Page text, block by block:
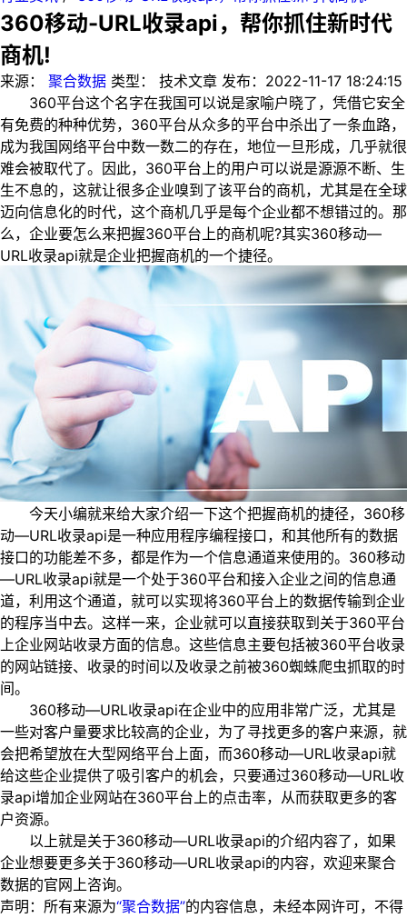
360移动-URL收录api，帮你抓住新时代
商机!
来源： 聚合数据 类型： 技术文章 发布： 2022-11-17 18:24:15
360平台这个名字在我国可以说是家喻户晓了，凭借它安全
有免费的种种优势，360平台从众多的平台中杀出了一条血路，
成为我国网络平台中数一数二的存在，地位一旦形成，几乎就很
难会被取代了。因此，360平台上的用户可以说是源源不断、生
生不息的，这就让很多企业嗅到了该平台的商机，尤其是在全球
迈向信息化的时代，这个商机几乎是每个企业都不想错过的。那
么，企业要怎么来把握360平台上的商机呢?其实360移动—
URL收录api就是企业把握商机的一个捷径。
今天小编就来给大家介绍一下这个把握商机的捷径，360移
动—URL收录api是一种应用程序编程接口，和其他所有的数据
接口的功能差不多，都是作为一个信息通道来使用的。360移动
—URL收录api就是一个处于360平台和接入企业之间的信息通
道，利用这个通道，就可以实现将360平台上的数据传输到企业
的程序当中去。这样一来，企业就可以直接获取到关于360平台
上企业网站收录方面的信息。这些信息主要包括被360平台收录
的网站链接、收录的时间以及收录之前被360蜘蛛爬虫抓取的时
间。
360移动—URL收录api在企业中的应用非常广泛，尤其是
一些对客户量要求比较高的企业，为了寻找更多的客户来源，就
会把希望放在大型网络平台上面，而360移动—URL收录api就
给这些企业提供了吸引客户的机会，只要通过360移动—URL收
录api增加企业网站在360平台上的点击率，从而获取更多的客
户资源。
以上就是关于360移动—URL收录api的介绍内容了，如果
企业想要更多关于360移动—URL收录api的内容，欢迎来聚合
数据的官网上咨询。
声明：所有来源为“聚合数据”的内容信息，未经本网许可，不得